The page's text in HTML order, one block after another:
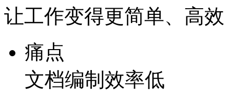
让工作变得更简单、高效
痛点
文档编制效率低